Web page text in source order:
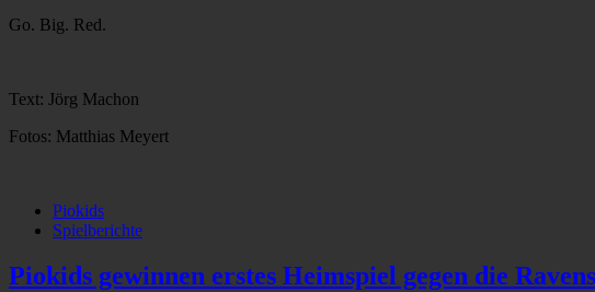
Go. Big. Red.
Text: Jörg Machon
Fotos: Matthias Meyert
Piokids
Spielberichte
Piokids gewinnen erstes Heimspiel gegen die